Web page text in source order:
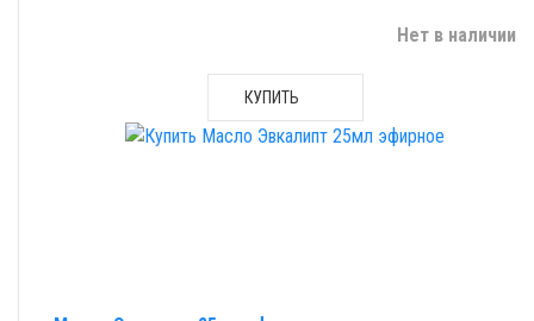
Нет в наличии
КУПИТЬ